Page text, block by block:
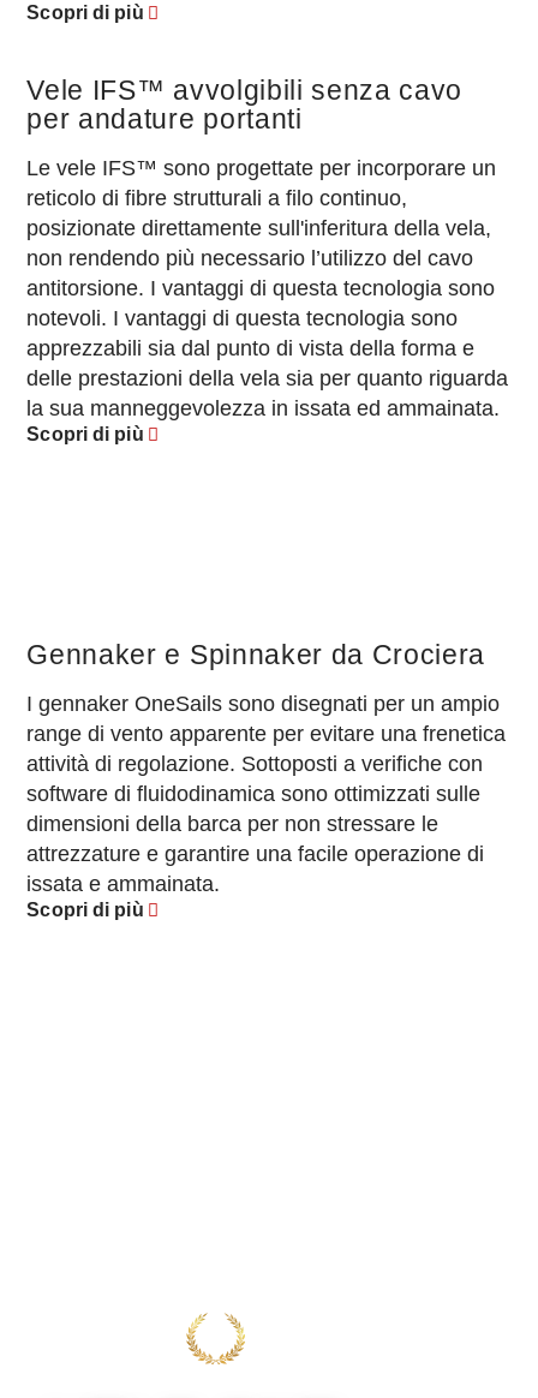
Scopri di più
Vele IFS™ avvolgibili senza cavo
per andature portanti
Le vele IFS™ sono progettate per incorporare un
reticolo di fibre strutturali a filo continuo,
posizionate direttamente sull'inferitura della vela,
non rendendo più necessario l’utilizzo del cavo
antitorsione. I vantaggi di questa tecnologia sono
notevoli. I vantaggi di questa tecnologia sono
apprezzabili sia dal punto di vista della forma e
delle prestazioni della vela sia per quanto riguarda
la sua manneggevolezza in issata ed ammainata.
Scopri di più
Gennaker e Spinnaker da Crociera
I gennaker OneSails sono disegnati per un ampio
range di vento apparente per evitare una frenetica
attività di regolazione. Sottoposti a verifiche con
software di fluidodinamica sono ottimizzati sulle
dimensioni della barca per non stressare le
attrezzature e garantire una facile operazione di
issata e ammainata.
Scopri di più